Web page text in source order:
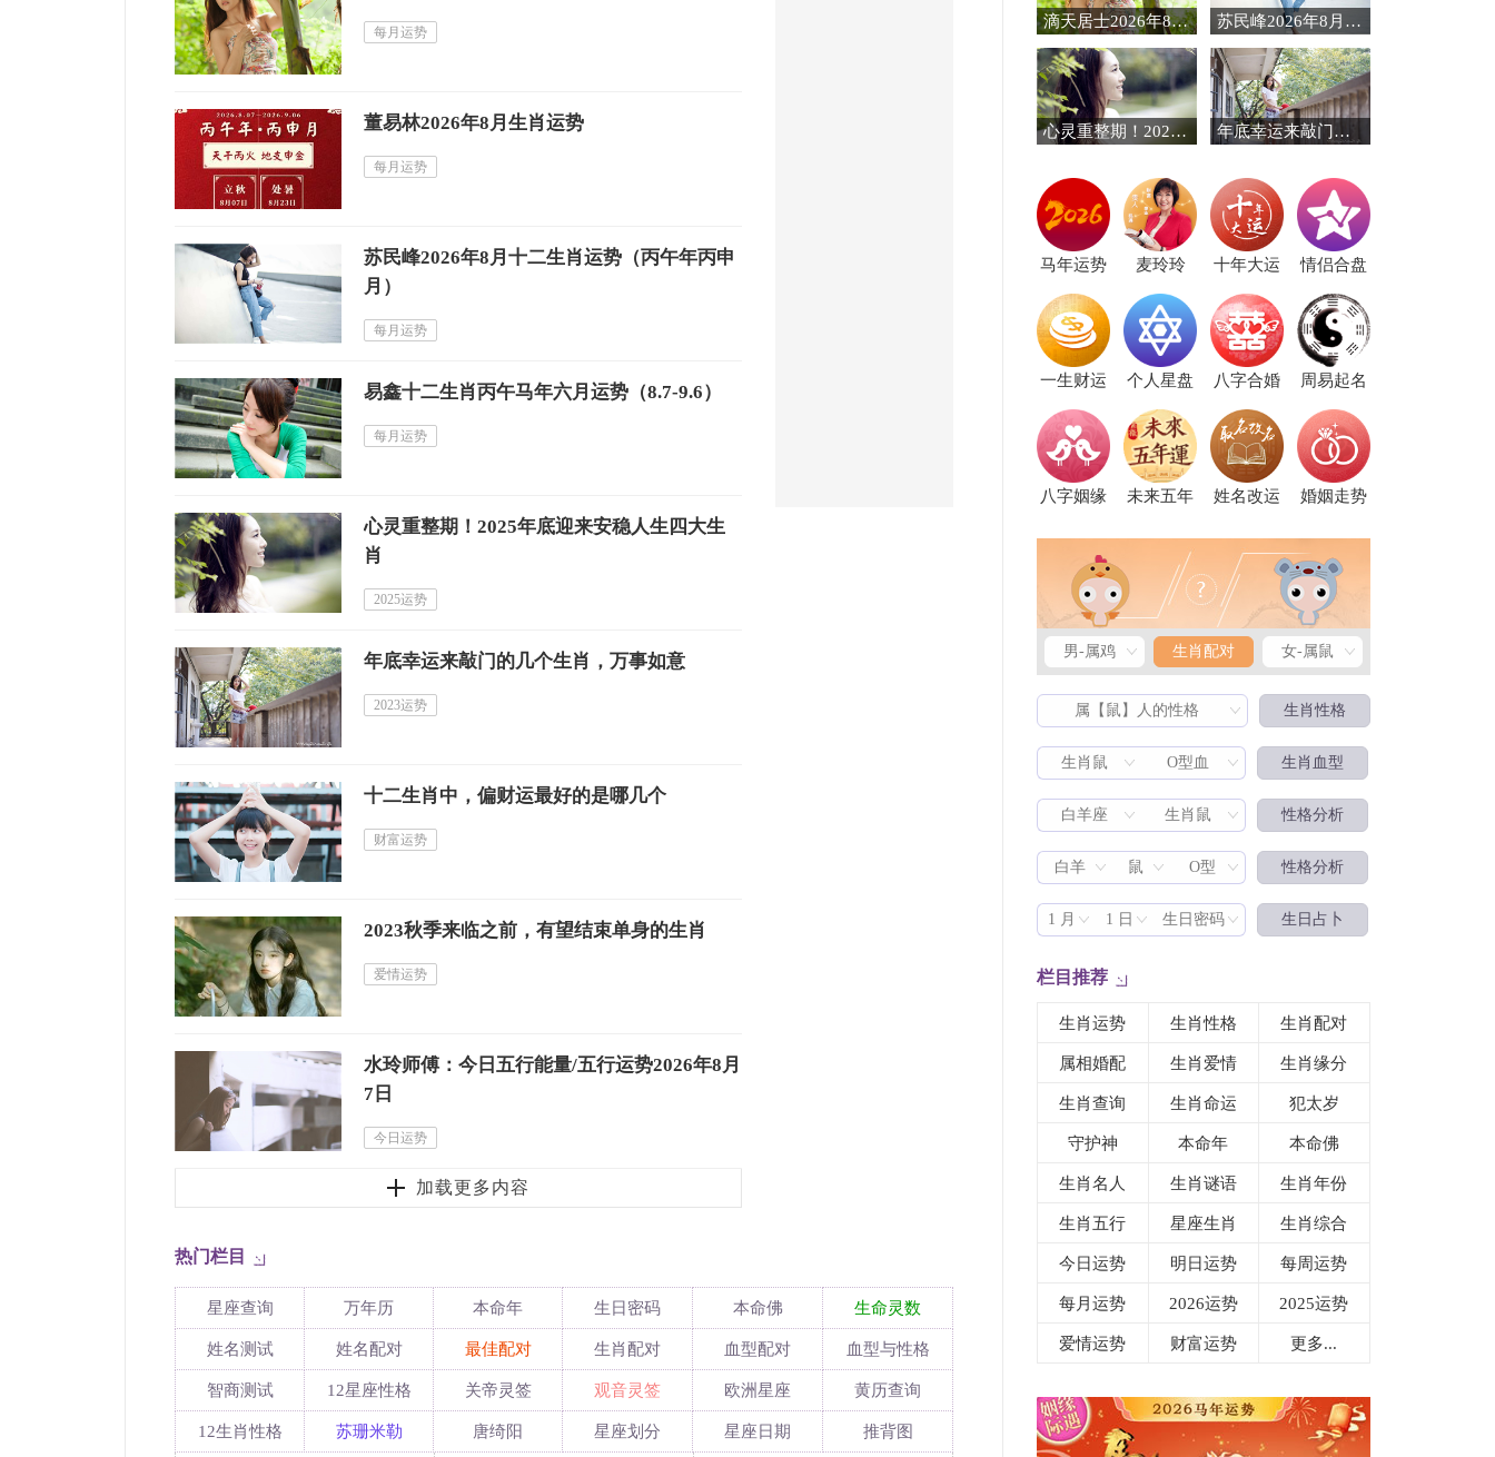
每月运势
董易林2026年8月生肖运势
每月运势
苏民峰2026年8月十二生肖运势（丙午年丙申
月）
每月运势
易鑫十二生肖丙午马年六月运势（8.7-9.6）
每月运势
心灵重整期！2025年底迎来安稳人生四大生
肖
2025运势
年底幸运来敲门的几个生肖，万事如意
2023运势
十二生肖中，偏财运最好的是哪几个
财富运势
2023秋季来临之前，有望结束单身的生肖
爱情运势
水玲师傅：今日五行能量/五行运势2026年8月
7日
今日运势
加载更多内容
热门栏目
星座查询 万年历 本命年 生日密码 本命佛 生命灵数
姓名测试 姓名配对 最佳配对 生肖配对 血型配对 血型与性格
智商测试 12星座性格 关帝灵签 观音灵签 欧洲星座 黄历查询
12生肖性格 苏珊米勒 唐绮阳 星座划分 星座日期 推背图
滴天居士2026年8月生肖运势 苏民峰2026年8月十二生肖运势（丙午年丙申月）
心灵重整期！2025年底迎来安稳人生四大生肖 年底幸运来敲门的几个生肖，万事如意
马年运势 麦玲玲 十年大运 情侣合盘
一生财运 个人星盘 八字合婚 周易起名
八字姻缘 未来五年 姓名改运 婚姻走势
生肖配对
男-属鸡 生肖配对 女-属鼠
属【鼠】人的性格 生肖性格
生肖鼠 O型血 生肖血型
白羊座 生肖鼠 性格分析
白羊 鼠 O型 性格分析
1 月 1 日 生日密码 生日占卜
栏目推荐
生肖运势 生肖性格 生肖配对
属相婚配 生肖爱情 生肖缘分
生肖查询 生肖命运 犯太岁
守护神 本命年 本命佛
生肖名人 生肖谜语 生肖年份
生肖五行 星座生肖 生肖综合
今日运势 明日运势 每周运势
每月运势 2026运势 2025运势
爱情运势 财富运势 更多...